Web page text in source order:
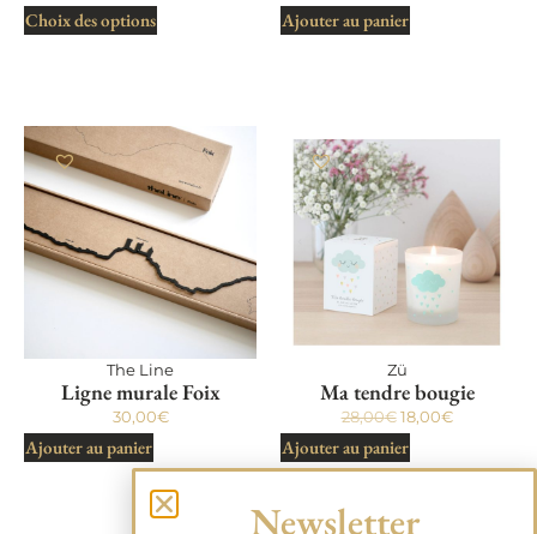
Choix des options Ajouter au panier
The Line
Ligne murale Foix
30,00€
Ajouter au panier
Zü
Ma tendre bougie
28,00€ 18,00€
Ajouter au panier
Newsletter